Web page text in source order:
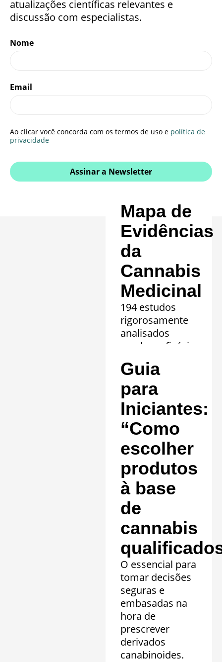
atualizações científicas relevantes e
discussão com especialistas.
Nome
Email
Ao clicar você concorda com os termos de uso e política de
privacidade
Assinar a Newsletter
Mapa de
Evidências
da
Cannabis
Medicinal
194 estudos
rigorosamente
analisados
revelam eficácia
comprovada em
20 quadros
clínicos.
Saiba mais »
Guia
para
Iniciantes:
“Como
escolher
produtos
à base
de
cannabis
O essencial para
tomar decisões
seguras e
embasadas na
hora de
prescrever
derivados
canabinoides.